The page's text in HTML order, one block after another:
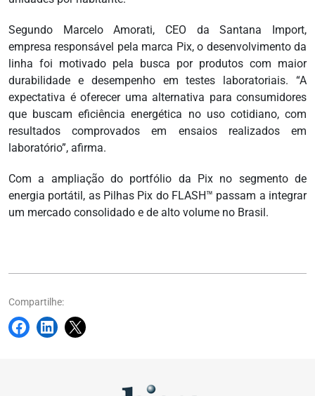
Segundo Marcelo Amorati, CEO da Santana Import,
empresa responsável pela marca Pix, o desenvolvimento da
linha foi motivado pela busca por produtos com maior
durabilidade e desempenho em testes laboratoriais. “A
expectativa é oferecer uma alternativa para consumidores
que buscam eficiência energética no uso cotidiano, com
resultados comprovados em ensaios realizados em
laboratório”, afirma.
Com a ampliação do portfólio da Pix no segmento de
energia portátil, as Pilhas Pix do FLASH™ passam a integrar
um mercado consolidado e de alto volume no Brasil.
Compartilhe: